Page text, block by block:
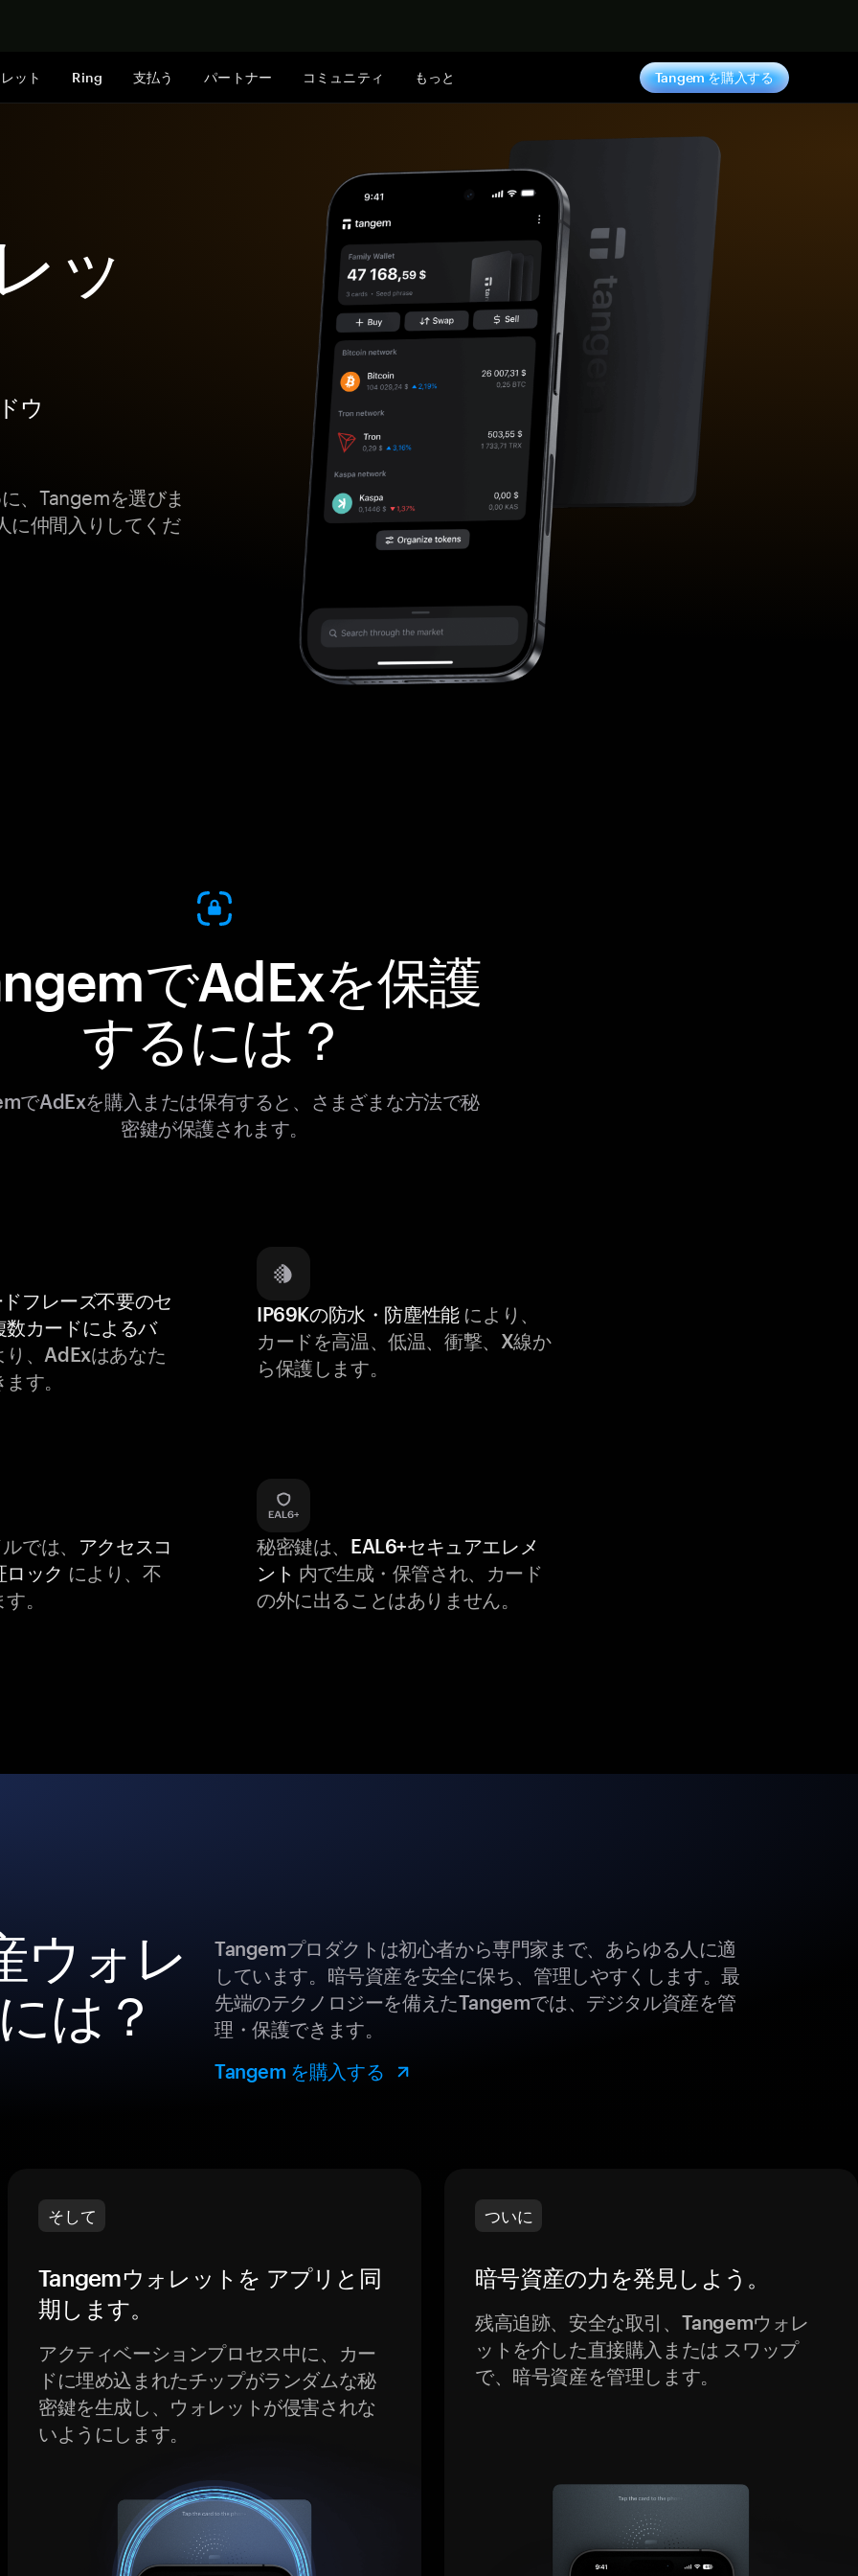
ット Ring 支払う パートナー コミュニティ もっと Tangem を購入する
ッ
ウ
、Tangemを選びま
に仲間入りしてくだ
でAdExを保護
するには？
でAdExを購入または保有すると、さまざまな方法で秘
密鍵が保護されます。
フレーズ不要のセ
数カードによるバ
り、AdExはあなた
す。
IP69Kの防水・防塵性能により、
カードを高温、低温、衝撃、X線か
ら保護します。
では、 アクセスコ
ロック により、不
。
秘密鍵は、 EAL6+セキュアエレメ
ント 内で生成・保管され、カード
の外に出ることはありません。
ウォレ
は？
Tangemプロダクトは初心者から専門家まで、あらゆる人に適
しています。暗号資産を安全に保ち、管理しやすくします。最
先端のテクノロジーを備えたTangemでは、デジタル資産を管
理・保護できます。
Tangem を購入する
そして
Tangemウォレットを アプリと同
期します。
アクティベーションプロセス中に、カー
ドに埋め込まれたチップがランダムな秘
密鍵を生成し、ウォレットが侵害されな
いようにします。
ついに
暗号資産の力を発見しよう。
残高追跡、安全な取引、Tangemウォレ
ットを介した直接購入または スワップ
で、暗号資産を管理します。